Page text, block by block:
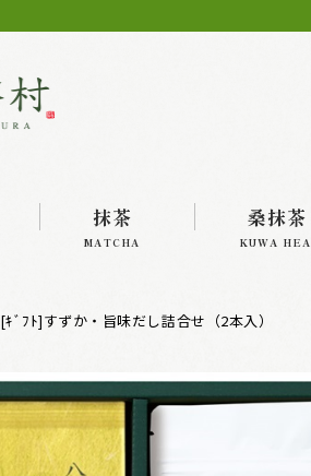
抹茶
MATCHA
桑抹
KUWA
[ｷﾞﾌﾄ]すずか・旨味だし詰合せ（2本入）